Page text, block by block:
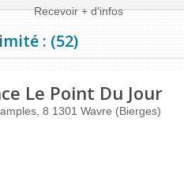
Recevoir + d'infos
: (52)
Le Point Du Jour
8 1301 Wavre (Bierges)